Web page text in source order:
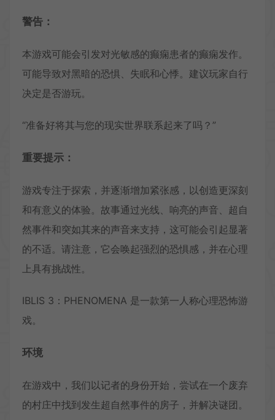
警告：
本游戏可能会引发对光敏感的癫痫患者的癫痫发作。
可能导致对黑暗的恐惧、失眠和心悸。建议玩家自行
决定是否游玩。
“准备好将其与您的现实世界联系起来了吗？”
重要提示：
游戏专注于探索，并逐渐增加紧张感，以创造更深刻
和有意义的体验。故事通过光线、响亮的声音、超自
然事件和突如其来的声音来支持，这可能会引起显著
的不适。请注意，它会唤起强烈的恐惧感，并在心理
上具有挑战性。
IBLIS 3：PHENOMENA 是一款第一人称心理恐怖游
戏。
环境
在游戏中，我们以记者的身份开始，尝试在一个废弃
的村庄中找到发生超自然事件的房子，并解决谜团。